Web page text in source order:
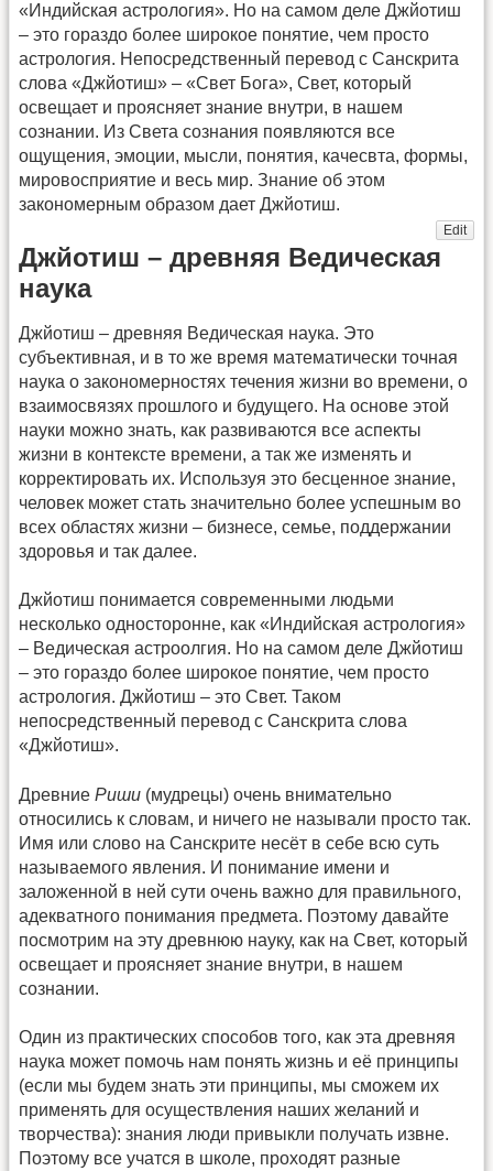
«Индийская астрология». Но на самом деле Джйотиш
– это гораздо более широкое понятие, чем просто
астрология. Непосредственный перевод с Санскрита
слова «Джйотиш» – «Свет Бога», Свет, который
освещает и проясняет знание внутри, в нашем
сознании. Из Света сознания появляются все
ощущения, эмоции, мысли, понятия, качесвта, формы,
мировосприятие и весь мир. Знание об этом
закономерным образом дает Джйотиш.
Edit
Джйотиш – древняя Ведическая
наука
Джйотиш – древняя Ведическая наука. Это
субъективная, и в то же время математически точная
наука о закономерностях течения жизни во времени, о
взаимосвязях прошлого и будущего. На основе этой
науки можно знать, как развиваются все аспекты
жизни в контексте времени, а так же изменять и
корректировать их. Используя это бесценное знание,
человек может стать значительно более успешным во
всех областях жизни – бизнесе, семье, поддержании
здоровья и так далее.
Джйотиш понимается современными людьми
несколько односторонне, как «Индийская астрология»
– Ведическая астроолгия. Но на самом деле Джйотиш
– это гораздо более широкое понятие, чем просто
астрология. Джйотиш – это Свет. Таком
непосредственный перевод с Санскрита слова
«Джйотиш».
Древние Риши (мудрецы) очень внимательно
относились к словам, и ничего не называли просто так.
Имя или слово на Санскрите несёт в себе всю суть
называемого явления. И понимание имени и
заложенной в ней сути очень важно для правильного,
адекватного понимания предмета. Поэтому давайте
посмотрим на эту древнюю науку, как на Свет, который
освещает и проясняет знание внутри, в нашем
сознании.
Один из практических способов того, как эта древняя
наука может помочь нам понять жизнь и её принципы
(если мы будем знать эти принципы, мы сможем их
применять для осуществления наших желаний и
творчества): знания люди привыкли получать извне.
Поэтому все учатся в школе, проходят разные